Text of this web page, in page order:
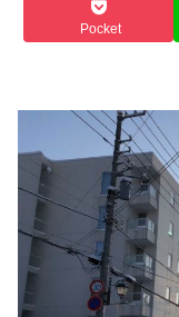
Pocket